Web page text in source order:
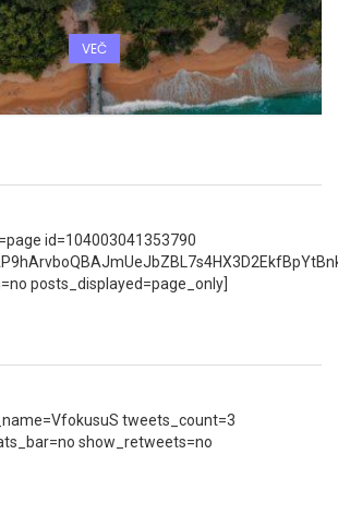
VEČ
id=104003041353790
posts_displayed=page_only]
tweets_count=3
show_retweets=no